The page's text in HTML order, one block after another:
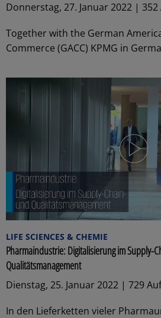
Donnerstag, 27. Januar 2022 |
Together with the German
Commerce (GACC) KPMG in
LIFE SCIENCES & CHEMIE
Pharmaindustrie: Digitalisierung im Supply-
Qualitätsmanagement
Dienstag, 25. Januar 2022 | 729
In den Lieferketten vieler